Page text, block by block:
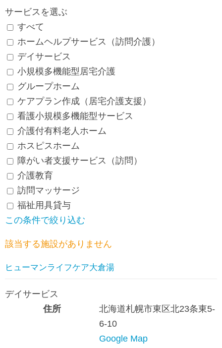
し
サービスを選ぶ
すべて
ホームヘルプサービス（訪問介護）
デイサービス
小規模多機能型居宅介護
グループホーム
ケアプラン作成（居宅介護支援）
看護小規模多機能型サービス
介護付有料老人ホーム
ホスピスホーム
障がい者支援サービス（訪問）
介護教育
訪問マッサージ
福祉用具貸与
この条件で絞り込む
該当する施設がありません
ヒューマンライフケア大倉湯
デイサービス
住所
北海道札幌市東区北23条東5-
6-10
Google Map